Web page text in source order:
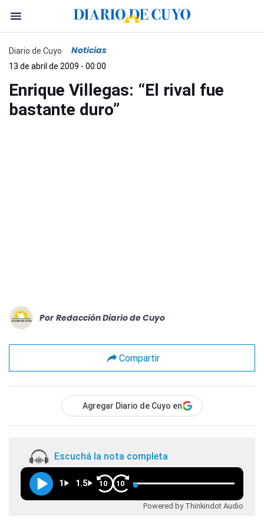
Diario de Cuyo Noticias
13 de abril de 2009 - 00:00
Enrique Villegas: “El rival fue
bastante duro”
Por Redacción Diario de Cuyo
Compartir
Agregar Diario de Cuyo en
Escuchá la nota completa
1 1.5 10 10
Powered by Thinkindot Audio